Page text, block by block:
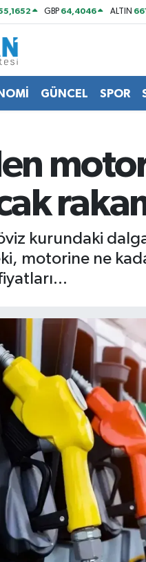
GBP 64,4046 ALTIN
GÜNCEL SPOR
kurundaki
motorine ne